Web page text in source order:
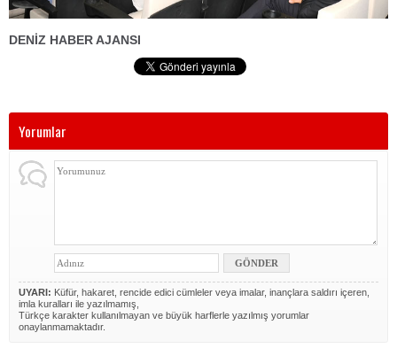
DENİZ HABER AJANSI
Yorumlar
UYARI: Küfür, hakaret, rencide edici cümleler veya imalar, inançlara saldırı içeren,
imla kuralları ile yazılmamış,
Türkçe karakter kullanılmayan ve büyük harflerle yazılmış yorumlar
onaylanmamaktadır.